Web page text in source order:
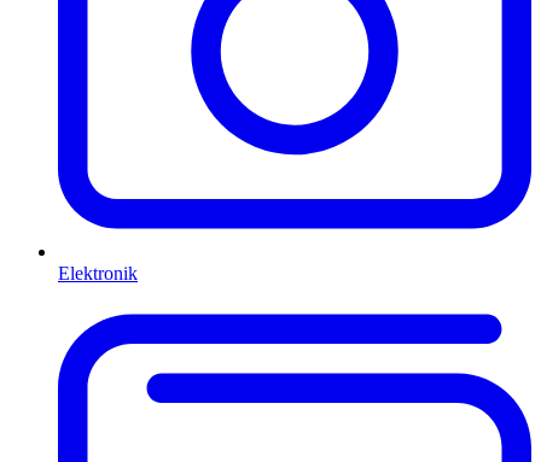
Elektronik